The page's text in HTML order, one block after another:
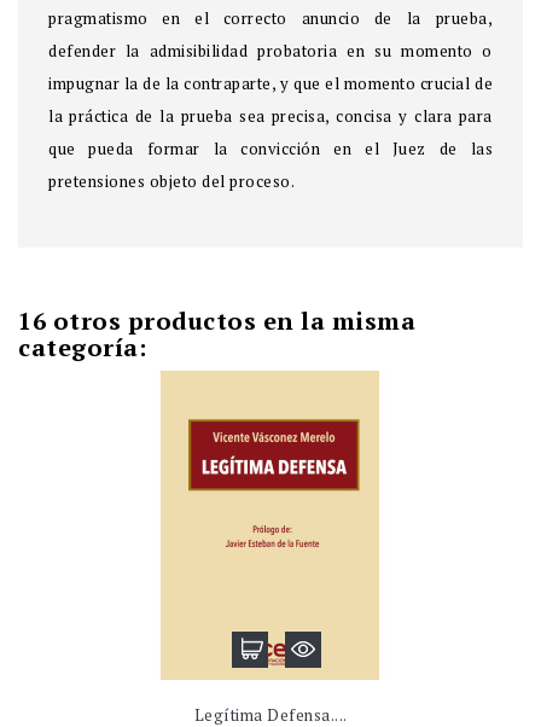
pragmatismo en el correcto anuncio de la prueba,
defender la admisibilidad probatoria en su momento o
impugnar la de la contraparte, y que el momento crucial de
la práctica de la prueba sea precisa, concisa y clara para
que pueda formar la convicción en el Juez de las
pretensiones objeto del proceso.
16 otros productos en la misma
categoría:
Legítima Defensa....